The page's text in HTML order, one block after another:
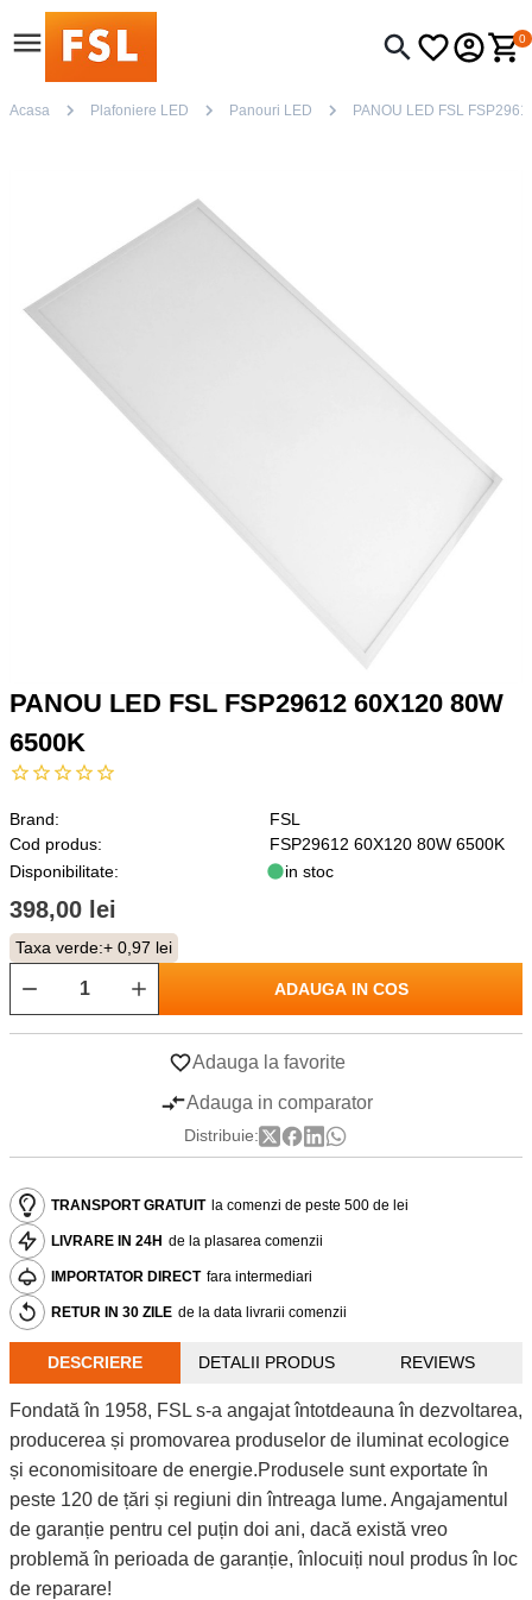
0
Acasa Plafoniere LED Panouri LED PANOU LED FSL
PANOU LED FSL FSP29612 60X120 80W
6500K
Brand:
FSL
Cod produs:
FSP29612 60X120 80W 6500K
Disponibilitate:
in stoc
398,00 lei
Taxa verde:+ 0,97 lei
ADAUGA IN COS
Adauga la favorite
Adauga in comparator
Distribuie:
TRANSPORT GRATUIT la comenzi de peste 500 de lei
LIVRARE IN 24H de la plasarea comenzii
IMPORTATOR DIRECT fara intermediari
RETUR IN 30 ZILE de la data livrarii comenzii
DESCRIERE DETALII PRODUS REVIEWS
Fondată în 1958, FSL s-a angajat întotdeauna în dezvoltarea,
producerea și promovarea produselor de iluminat ecologice
și economisitoare de energie.Produsele sunt exportate în
peste 120 de țări și regiuni din întreaga lume. Angajamentul
de garanție pentru cel puțin doi ani, dacă există vreo
problemă în perioada de garanție, înlocuiți noul produs în loc
de reparare!